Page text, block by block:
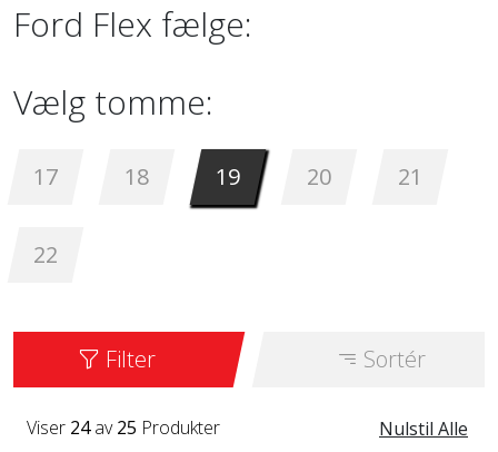
Ford Flex fælge:
Vælg tomme:
17 18 19 20 21
22
Filter Sortér
Nulstil Alle
Viser 24av25 Produkter